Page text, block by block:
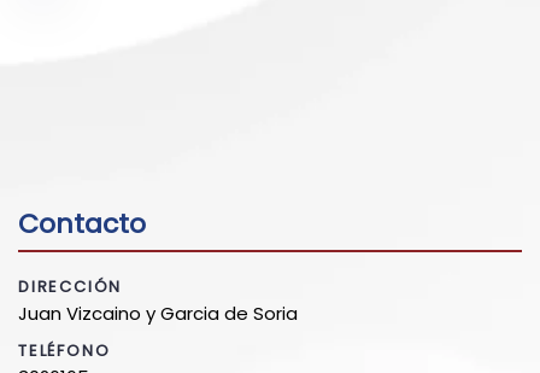
Contacto
DIRECCIÓN
Juan Vizcaino y Garcia de Soria
TELÉFONO